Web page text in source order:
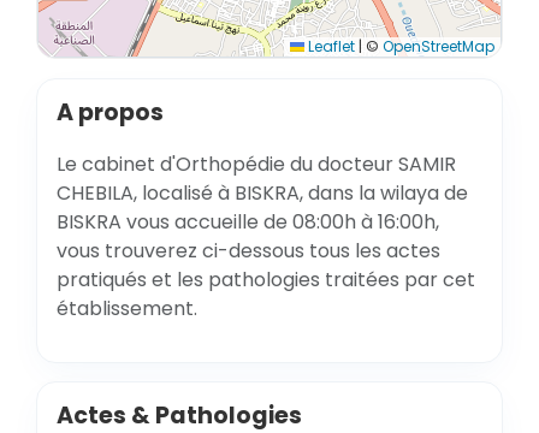
Leaflet | © OpenStreetMap
A propos
Le cabinet d'Orthopédie du docteur SAMIR
CHEBILA, localisé à BISKRA, dans la wilaya de
BISKRA vous accueille de 08:00h à 16:00h,
vous trouverez ci-dessous tous les actes
pratiqués et les pathologies traitées par cet
établissement.
Actes & Pathologies